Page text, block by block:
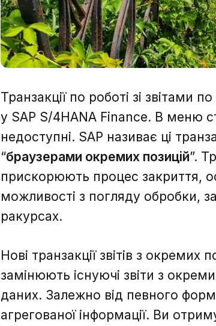
Транзакції по роботі зі звітами
у SAP S/4HANA Finance. В меню
недоступні. SAP називає ці
“браузерами окремих позицій”.
прискорюють процес закриття,
можливості з погляду обробки,
ракурсах.
Нові транзакції звітів з
замінюють існуючі звіти з
даних. Залежно від певного
агрегованої інформації. Ви